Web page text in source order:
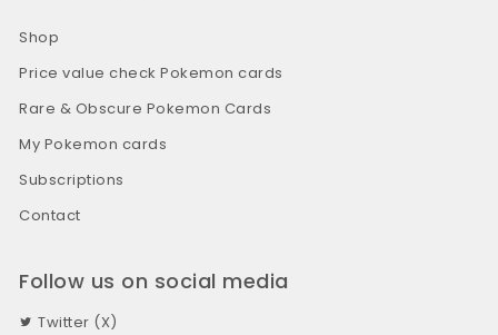
Shop
Price value check Pokemon cards
Rare & Obscure Pokemon Cards
My Pokemon cards
Subscriptions
Contact
Follow us on social media
Twitter (X)